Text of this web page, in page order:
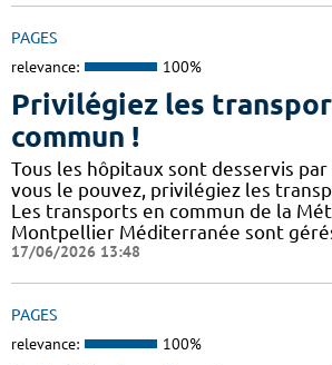
PAGES
relevance: 100%
Privilégiez les
commun !
Tous les hôpitaux sont desservis par
vous le pouvez, privilégiez les
Les transports en commun de la
Montpellier Méditerranée sont
17/06/2026 13:48
PAGES
relevance: 100%